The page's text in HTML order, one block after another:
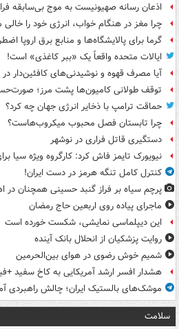
اذعان رسانه صهیونیست به موج بی‌سابقه
چرا مغز در هنگام خواب، انرژی خود را
گرما برای پالایشگاه‌ها و منابع برق اروپا
ایالات متحده واقعاً یک «ببر کاغذی» است!
آیا مصرف قهوه و نوشیدنی‌های کافئین‌دار در
توقف طولانی کامیون‌ها پشت مرز؛
حماقت ترامپ با ذخایر انرژی جهان چه کرد؟
چرا تابستان فصل محبوب میکروب‌هاست؟
دستگیری قاتل فراری در نوشهر
نیویورک تایمز فاش کرد: کارگروه ویژه سیا
کنترل کامل تنگه هرمز در دست ایران!
پرچم سیاه بر فراز گنبد حسینی همچنان در
ماجرای پیاده روی اربعین حاج رمضان
این دیپلماسی نمایشی، شکست خورده است
روایت پزشکیان از انحلال بانک آینده
شمیم خوش رضوی در هوای بین‌الحرمین
هشدار افسر ارشد آمریکایی به کاخ سفید
موشک‌های بالستیک ایران؛ چالش راهبردی
سلامت